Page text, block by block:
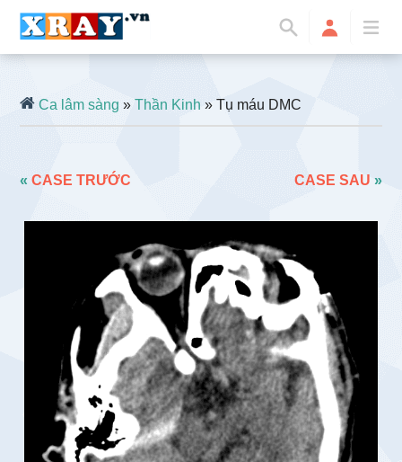
Ca lâm sàng »Thần Kinh » Tụ máu DMC
«CASE TRƯỚC CASE SAU »